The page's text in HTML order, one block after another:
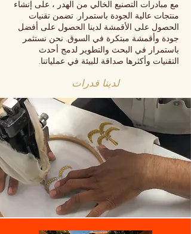
مع مبادرات التصنيع الخالي من الهدر ، على إنشاء
منتجات عالية الجودة باستمرار. تضمن تقنيات
الحصول على الأقمشة لدينا الحصول على أفضل
جودة وأقمشة مبتكرة في السوق. نحن نستثمر
باستمرار في البحث والتطوير لدمج أحدث
التقنيات وأكثرها صداقة للبيئة في عملياتنا.
لدينا قدرات